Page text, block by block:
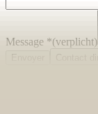
Message *(verplicht)
Envoyer